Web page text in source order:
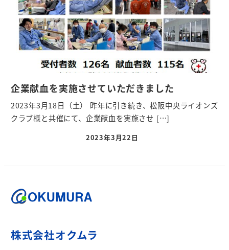
企業献血を実施させていただきました
2023年3月18日（土） 昨年に引き続き、松阪中央ライオンズ
クラブ様と共催にて、企業献血を実施させ […]
2023年3月22日
株式会社オクムラ